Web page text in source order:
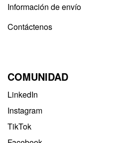
Información de envío
Contáctenos
COMUNIDAD
LinkedIn
Instagram
TikTok